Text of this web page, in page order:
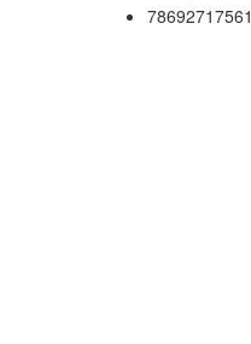
78692717561